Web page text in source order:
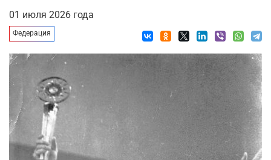
01 июля 2026 года
Федерация